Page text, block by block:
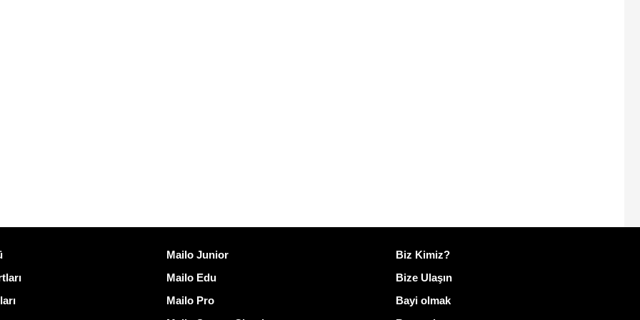
Mailo keşfedin
Mailo Junior
Mailo Edu
Mailo Pro
Mailo hakkında daha fazla bilgi
Biz Kimiz?
Bize Ulaşın
Bayi olmak